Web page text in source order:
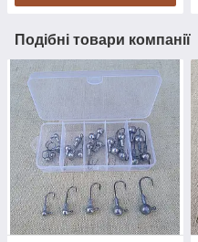
Подібні товари компанії